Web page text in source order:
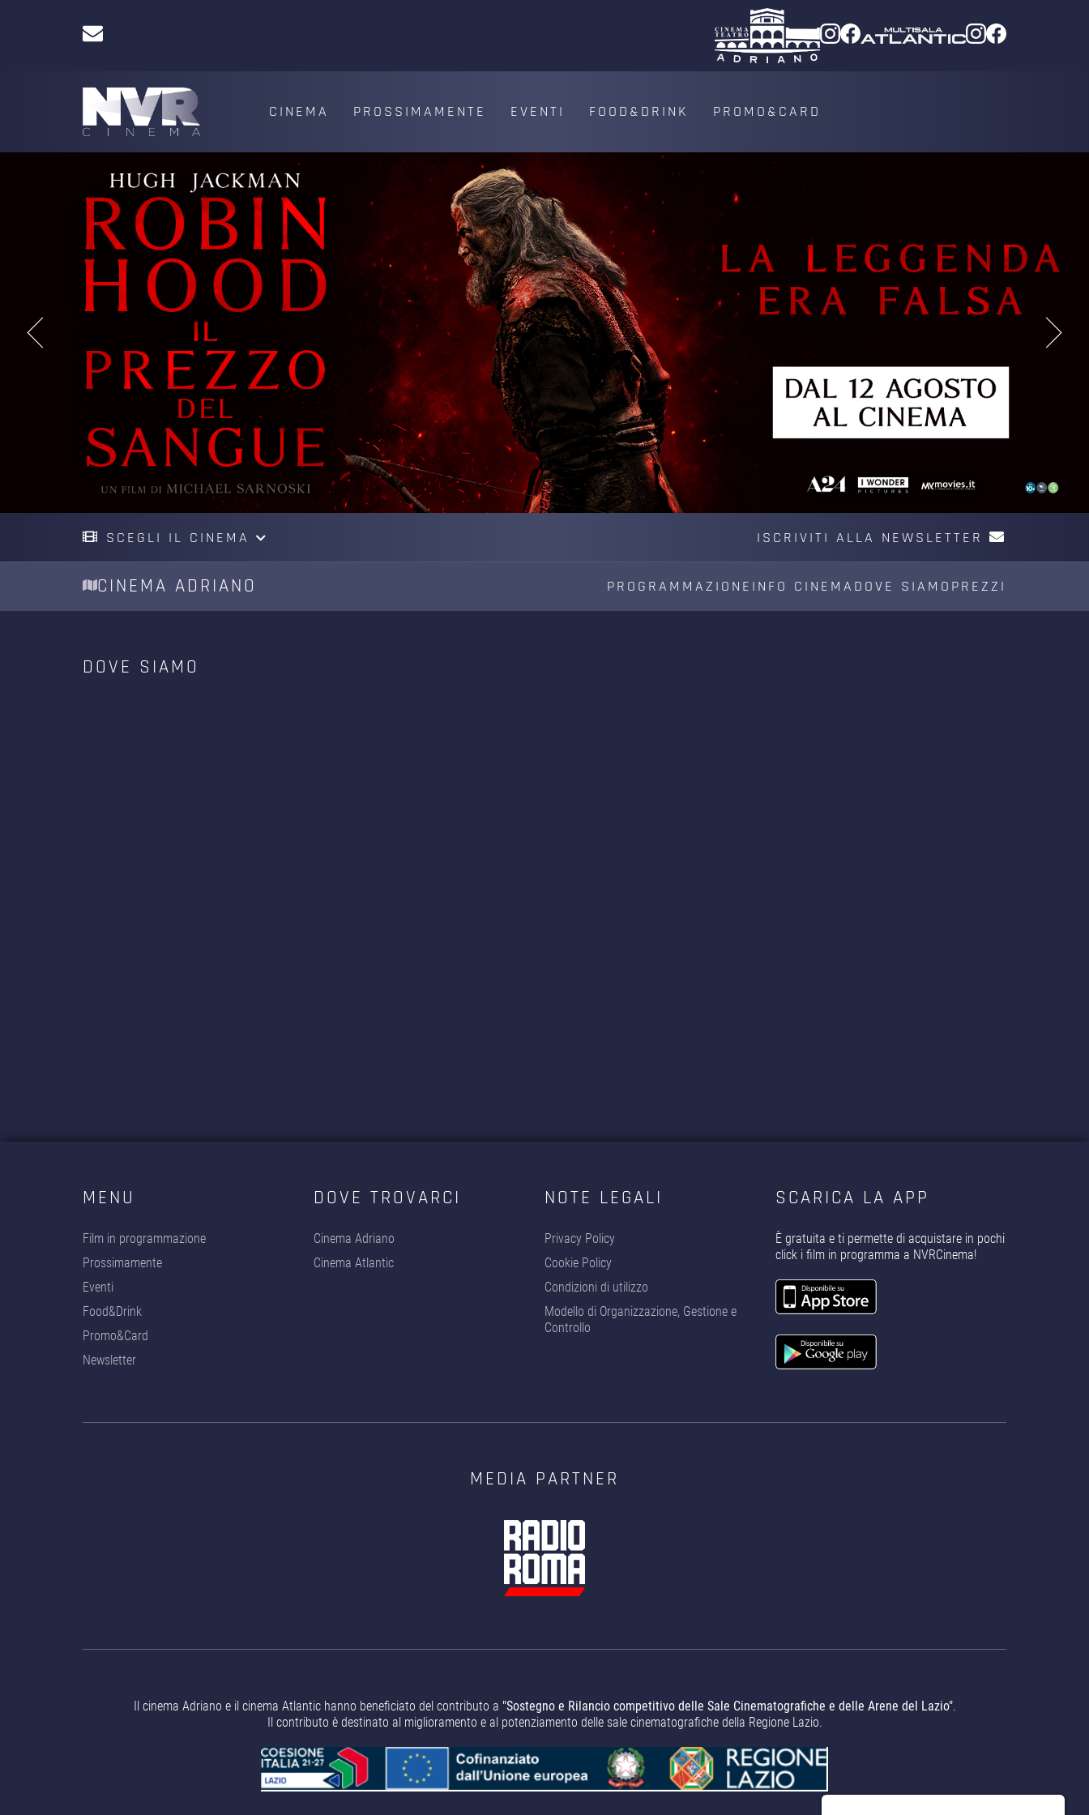
CINEMA PROSSIMAMENTE EVENTI FOOD&DRINK PROMO&CARD
SCEGLI IL CINEMA ISCRIVITI ALLA NEWSLETTER
CINEMA ADRIANO PROGRAMMAZIONE INFO CINEMA DOVE SIAMO PREZZI
DOVE SIAMO
MENU
Film in programmazione
Prossimamente
Eventi
Food&Drink
Promo&Card
Newsletter
DOVE TROVARCI
Cinema Adriano
Cinema Atlantic
NOTE LEGALI
Privacy Policy
Cookie Policy
Condizioni di utilizzo
Modello di Organizzazione, Gestione e
Controllo
SCARICA LA APP
È gratuita e ti permette di acquistare in pochi
click i film in programma a NVRCinema!
MEDIA PARTNER
Il cinema Adriano e il cinema Atlantic hanno beneficiato del contributo a "Sostegno e Rilancio competitivo delle Sale Cinematografiche e delle Arene del Lazio".
Il contributo è destinato al miglioramento e al potenziamento delle sale cinematografiche della Regione Lazio.